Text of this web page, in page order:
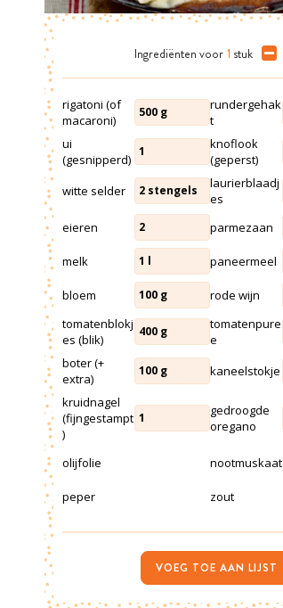
Ingrediënten voor 1 stuk
rigatoni (of
macaroni)
500 g
rundergehak
t
ui
(gesnipperd) 1
knoflook
(geperst)
witte selder 2 stengels
laurierblaadj
es
eieren 2 parmezaan
melk 1 l paneermeel
bloem 100 g rode wijn
tomatenblokj
es (blik)
400 g
tomatenpure
e
boter (+
extra)
100 g kaneelstokje
kruidnagel
(fijngestampt
)
1
gedroogde
oregano
olijfolie nootmuskaat
peper zout
VOEG TOE AAN LIJST